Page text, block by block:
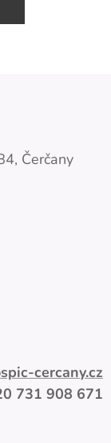
Čerčany
cercany.cz
731 908 671